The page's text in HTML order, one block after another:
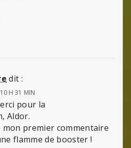
dit :
H 31 MIN
pour la
Aldor.
mon premier commentaire
flamme de booster !